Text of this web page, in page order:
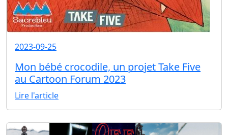
2023-09-25
Mon bébé crocodile, un projet Take Five
au Cartoon Forum 2023
Lire l'article